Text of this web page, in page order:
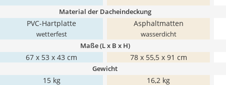
Material der Dacheindeckung
PVC-Hartplatte
wetterfest
Asphaltmatten
wasserdicht
Maße (L x B x H)
67 x 53 x 43 cm 78 x 55,5 x 91 cm
Gewicht
15 kg 16,2 kg